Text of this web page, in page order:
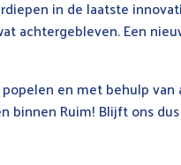
in de laatste
achtergebleven. Een
en met behulp van
Ruim! Blijft ons